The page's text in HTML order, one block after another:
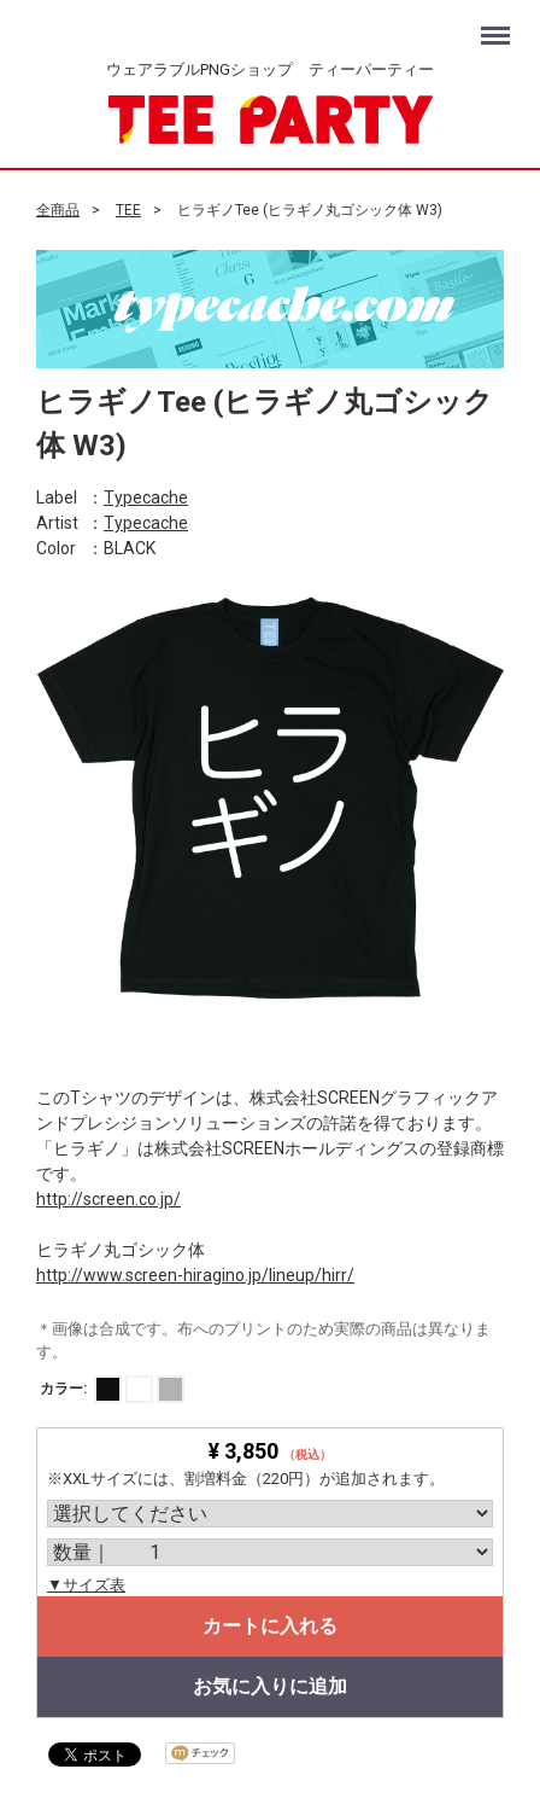
ウェアラブルPNGショップ ティーパーティー
Menu
全商品 TEE ヒラギノTee (ヒラギノ丸ゴシック体 W3)
ヒラギノTee (ヒラギノ丸ゴシック
体 W3)
Label ： Typecache
Artist
： Typecache
Color
：BLACK
このTシャツのデザインは、株式会社SCREENグラフィックア
ンドプレシジョンソリューションズの許諾を得ております。
「ヒラギノ」は株式会社SCREENホールディングスの登録商標
です。
http://screen.co.jp/
ヒラギノ丸ゴシック体
http://www.screen-hiragino.jp/lineup/hirr/
＊画像は合成です。布へのプリントのため実際の商品は異なりま
す。
カラー:
¥ 3,850 （税込）
※XXLサイズには、割増料金（220円）が追加されます。
▼サイズ表
カートに入れる
お気に入りに追加